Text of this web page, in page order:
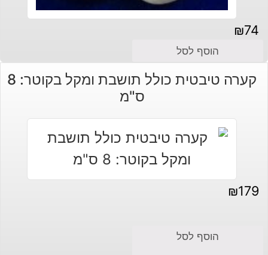
₪74
הוסף לסל
קערה טיבטית כולל תושבת ומקל בקוטר: 8
ס"מ
₪179
הוסף לסל